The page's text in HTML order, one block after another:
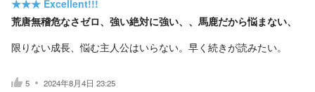
★★★ Excellent!!!
荒唐無稽危なさゼロ、強い絶対に強い、、馬鹿だから悩まない、
限りない成長、悩む主人公はいらない。早く続きが読みたい。
5 2024年8月4日 23:25